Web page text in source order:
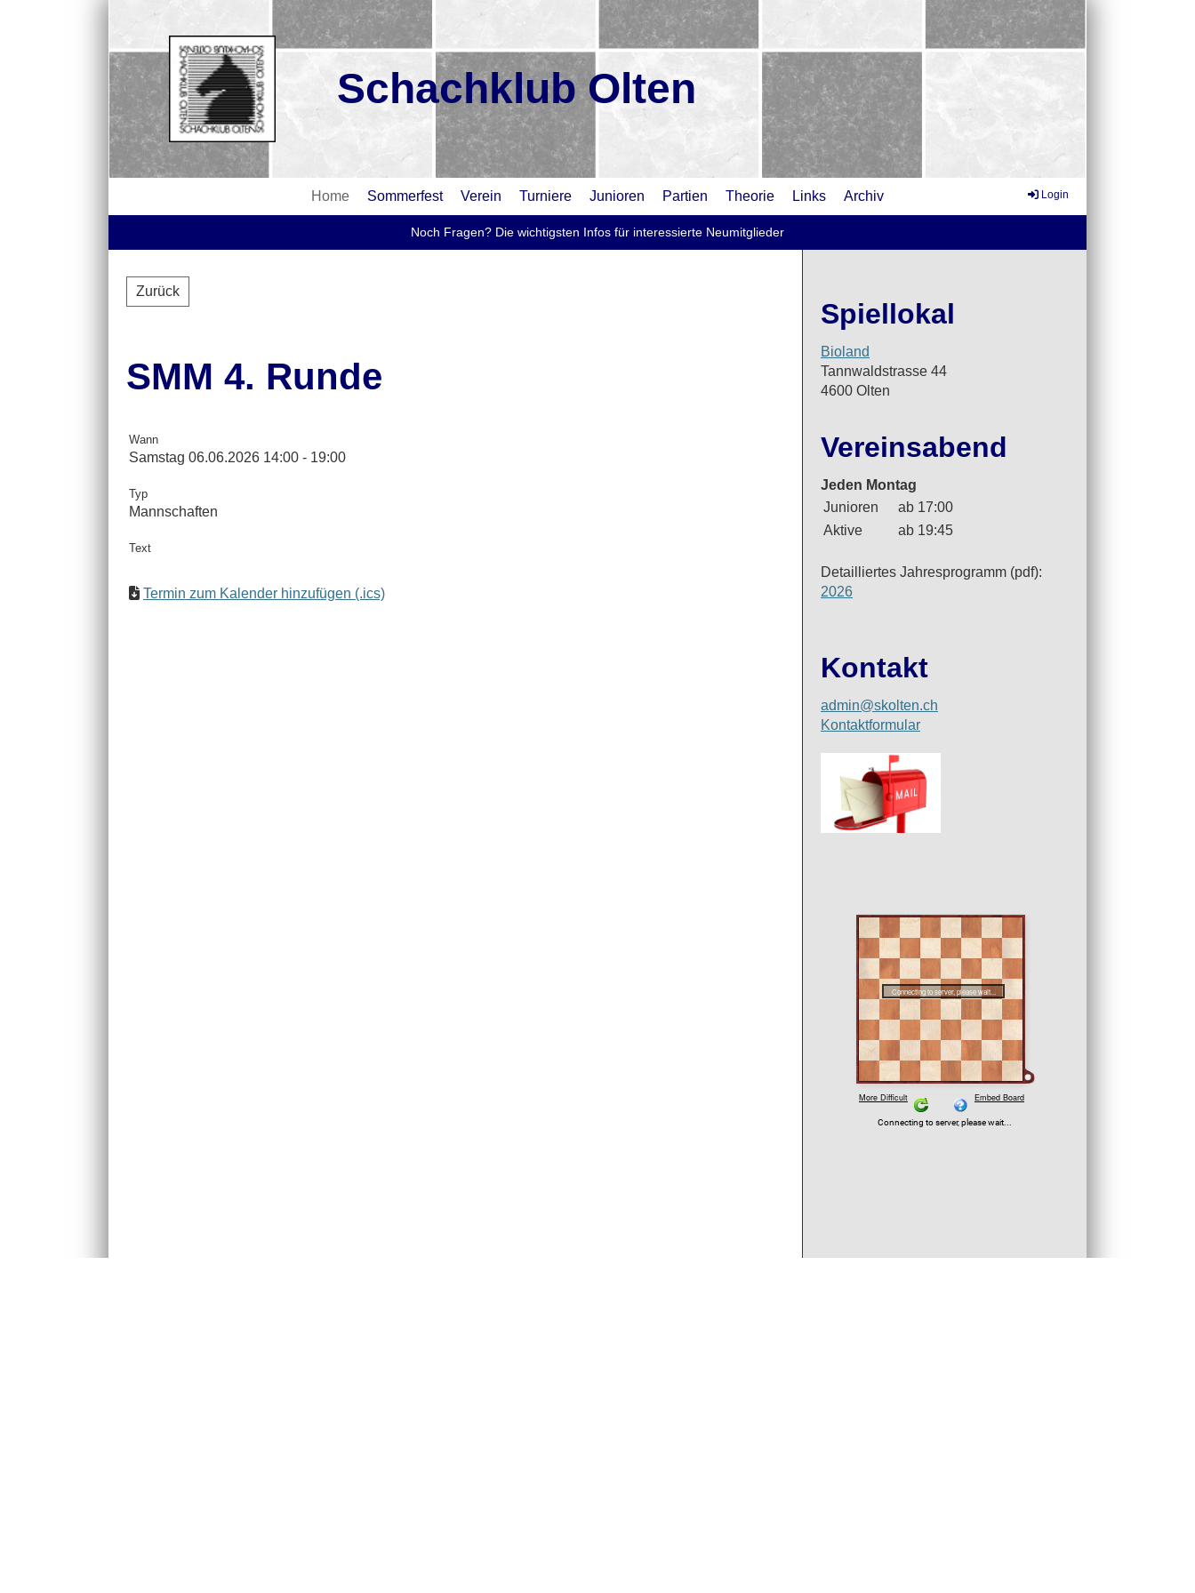
Schachklub Olten
Home Sommerfest Verein Turniere Junioren Partien Theorie Links Archiv Login
Noch Fragen? Die wichtigsten Infos für interessierte Neumitglieder
Zurück
SMM 4. Runde
Wann
Samstag 06.06.2026 14:00 - 19:00
Typ
Mannschaften
Text
Termin zum Kalender hinzufügen (.ics)
Spiellokal
Bioland
Tannwaldstrasse 44
4600 Olten
Vereinsabend
Jeden Montag
Junioren
ab 17:00
Aktive
ab 19:45
Detailliertes Jahresprogramm (pdf):
2026
Kontakt
admin@skolten.ch
Kontaktformular